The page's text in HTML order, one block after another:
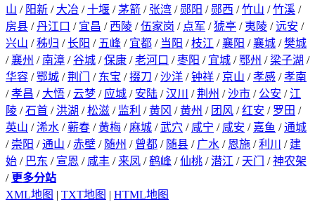
山 / 阳新 / 大冶 /十堰 /茅箭 / 张湾 / 郧阳 / 郧西 /竹山 /竹溪 /
房县 /丹江口 / 宜昌 / 西陵 /伍家岗 / 点军 /猇亭 / 夷陵 /远安 /
兴山 /秭归 /长阳 / 五峰 / 宜都 / 当阳 /枝江 /襄阳 /襄城 /樊城
/襄州 / 南漳 /谷城 /保康 /老河口 /枣阳 / 宜城 /鄂州 / 梁子湖 /
华容 /鄂城 /荆门 / 东宝 /掇刀 /沙洋 /钟祥 / 京山 /孝感 /孝南
/孝昌 / 大悟 /云梦 / 应城 / 安陆 /汉川 /荆州 /沙市 / 公安 / 江
陵 /石首 / 洪湖 /松滋 / 监利 /黄冈 /黄州 / 团风 /红安 / 罗田 /
英山 /浠水 /蕲春 /黄梅 / 麻城 /武穴 / 咸宁 / 咸安 / 嘉鱼 /通城
/ 崇阳 /通山 /赤壁 / 随州 / 曾都 / 随县 / 广水 / 恩施 /利川 / 建
始 / 巴东 / 宣恩 / 咸丰 / 来凤 /鹤峰 /仙桃 /潜江 / 天门 /神农架
/ 更多分站
XML地图 | TXT地图 | HTML地图